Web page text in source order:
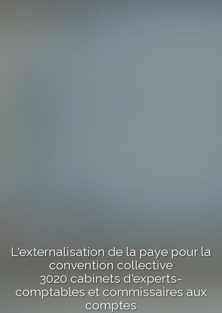
L'externalisation de la paye pour la
convention collective
3020 cabinets d'experts-
comptables et commissaires aux
comptes